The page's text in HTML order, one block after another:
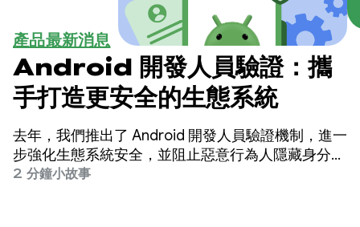
產品最新消息
Android 開發人員驗證：攜
手打造更安全的生態系統
去年，我們推出了 Android 開發人員驗證機制，進一
步強化生態系統安全，並阻止惡意行為人隱藏身分發
布有害應用程式。
2 分鐘小故事